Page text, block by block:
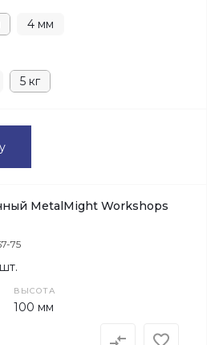
4 мм
5 кг
MetalMight Workshops
75
ВЫСОТА
100 мм